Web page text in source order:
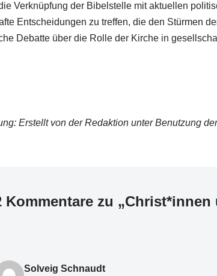
Verknüpfung der Bibelstelle mit aktuellen
Entscheidungen zu treffen, die den Stürmen
Debatte über die Rolle der Kirche in
Erstellt von der Redaktion unter Benutzung
Kommentare zu „Christ*innen
Solveig Schnaudt